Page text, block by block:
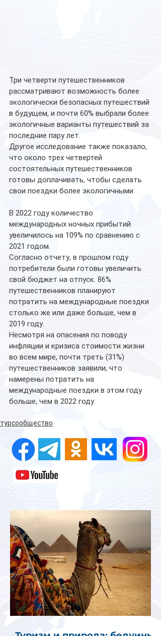
Три четверти путешественников
рассматривают возможность более
экологически безопасных путешествий
в будущем, и почти 60% выбрали более
экологичные варианты путешествий за
последние пару лет.
Другое исследование также показало,
что около трех четвертей
состоятельных путешественников
готовы доплачивать, чтобы сделать
свои поездки более экологичными
В 2022 году количество
международных ночных прибытий
увеличилось на 109% по сравнению с
2021 годом.
Согласно отчету, в прошлом году
потребители были готовы увеличить
свой бюджет на отпуск. 86%
путешественников планируют
потратить на международные поездки
столько же или даже больше, чем в
2019 году.
Несмотря на опасения по поводу
инфляции и кризиса стоимости жизни
во всем мире, почти треть (31%)
путешественников заявили, что
намерены потратить на
международные поездки в этом году
больше, чем в 2022 году.
турсообщество